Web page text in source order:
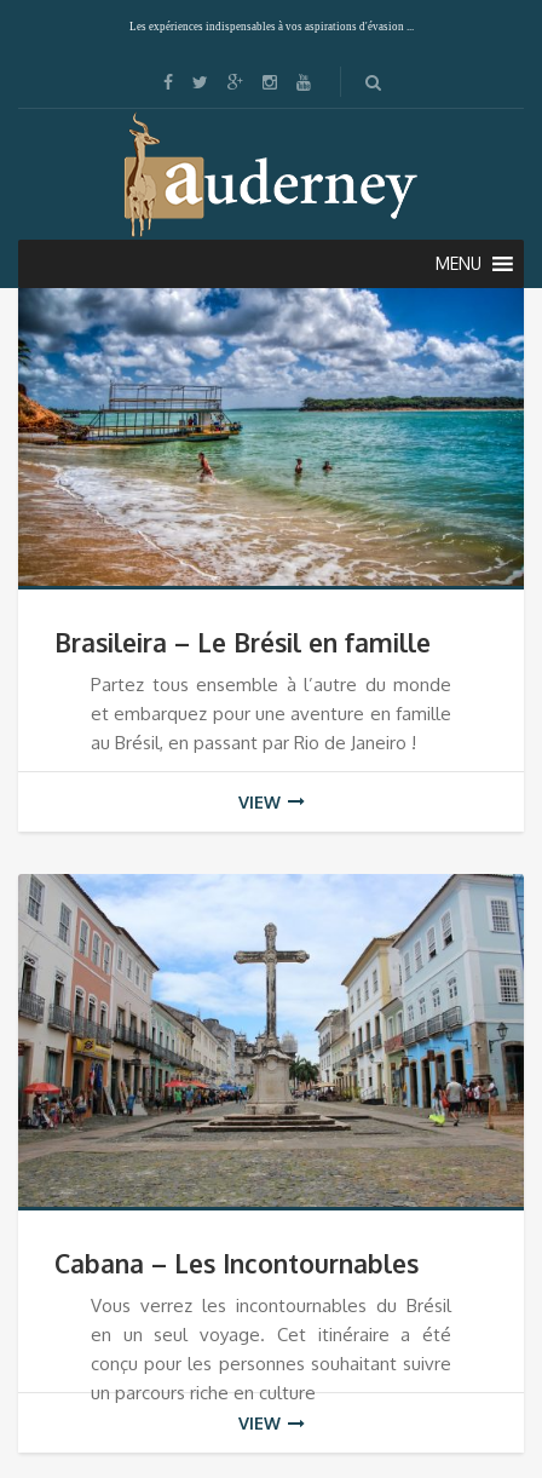
Les expériences indispensables à vos aspirations d'évasion ...
MENU
Showing all 3 results
Default sorting
Brasileira – Le Brésil en famille
Partez tous ensemble à l’autre du monde
et embarquez pour une aventure en famille
au Brésil, en passant par Rio de Janeiro !
VIEW
Cabana – Les Incontournables
Vous verrez les incontournables du Brésil
en un seul voyage. Cet itinéraire a été
conçu pour les personnes souhaitant suivre
un parcours riche en culture
VIEW